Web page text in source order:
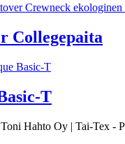
Collegepaita
T
Hahto Oy | Tai-Tex -